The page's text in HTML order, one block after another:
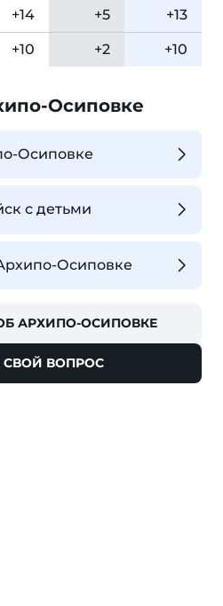
+14 +5 +13
+10 +2 +10
Осиповке
Осиповке
с детьми
Осиповке
АРХИПО-ОСИПОВКЕ
СВОЙ ВОПРОС